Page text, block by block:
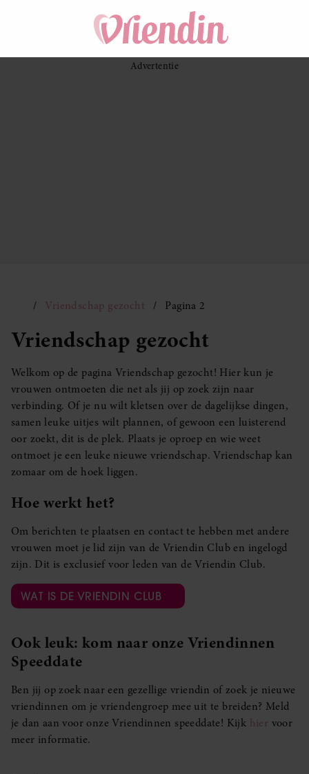
Vriendschap gezocht Pagina 2
Vriendschap gezocht
Welkom op de pagina Vriendschap gezocht! Hier kun je
vrouwen ontmoeten die net als jij op zoek zijn naar
verbinding. Of je nu wilt kletsen over de dagelijkse dingen,
samen leuke uitjes wilt plannen, of gewoon een luisterend
oor zoekt, dit is de plek. Plaats je oproep en wie weet
ontmoet je een leuke nieuwe vriendschap. Vriendschap kan
zomaar om de hoek liggen.
Hoe werkt het?
Om berichten te plaatsen en contact te hebben met andere
vrouwen moet je lid zijn van de Vriendin Club en ingelogd
zijn. Dit is exclusief voor leden van de Vriendin Club.
WAT IS DE VRIENDIN CLUB
Ook leuk: kom naar onze Vriendinnen
Speeddate
Ben jij op zoek naar een gezellige vriendin of zoek je nieuwe
vriendinnen om je vriendengroep mee uit te breiden? Meld
je dan aan voor onze Vriendinnen speeddate! Kijk hier voor
meer informatie.